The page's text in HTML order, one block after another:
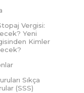
Vergisi:
Yeni
Kimler
Sıkça
(SSS)